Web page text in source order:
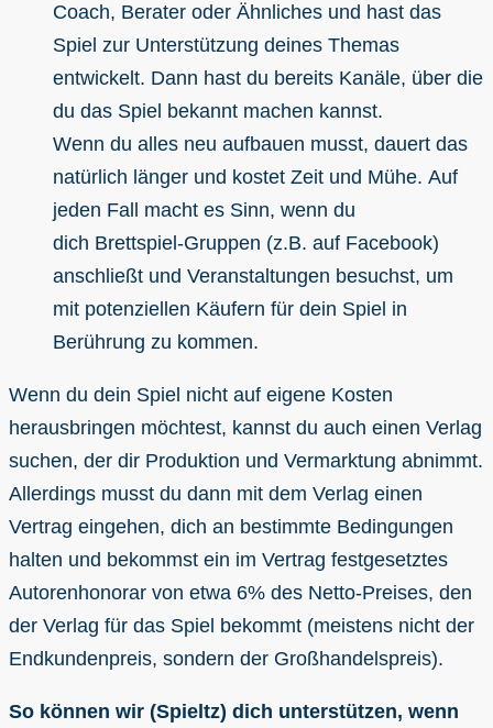
Coach, Berater oder Ähnliches und hast das
Spiel zur Unterstützung deines Themas
entwickelt. Dann hast du bereits Kanäle, über die
du das Spiel bekannt machen kannst.
Wenn du alles neu aufbauen musst, dauert das
natürlich länger und kostet Zeit und Mühe. Auf
jeden Fall macht es Sinn, wenn du
dich Brettspiel-Gruppen (z.B. auf Facebook)
anschließt und Veranstaltungen besuchst, um
mit potenziellen Käufern für dein Spiel in
Berührung zu kommen.
Wenn du dein Spiel nicht auf eigene Kosten
herausbringen möchtest, kannst du auch einen Verlag
suchen, der dir Produktion und Vermarktung abnimmt.
Allerdings musst du dann mit dem Verlag einen
Vertrag eingehen, dich an bestimmte Bedingungen
halten und bekommst ein im Vertrag festgesetztes
Autorenhonorar von etwa 6% des Netto-Preises, den
der Verlag für das Spiel bekommt (meistens nicht der
Endkundenpreis, sondern der Großhandelspreis).
So können wir (Spieltz) dich unterstützen, wenn